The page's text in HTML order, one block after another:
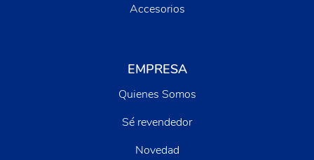
Accesorios
EMPRESA
Quienes Somos
Sé revendedor
Novedad